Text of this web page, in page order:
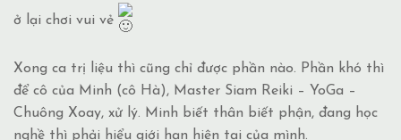
ở lại chơi vui vẻ
Xong ca trị liệu thì cũng chỉ được phần nào. Phần khó thì
để cô của Minh (cô Hà), Master Siam Reiki – YoGa –
Chuông Xoay, xử lý. Minh biết thân biết phận, đang học
nghề thì phải hiểu giới hạn hiện tại của mình.